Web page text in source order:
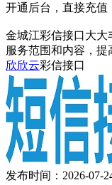
开通后台，直接充值
金城江彩信接口大大
服务范围和内容，提
欣欣云彩信接口
发布时间：2026-07-